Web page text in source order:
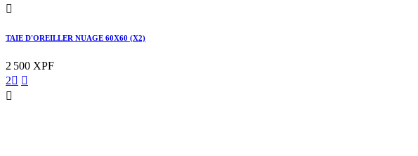

TAIE D'OREILLER NUAGE 60X60 (X2)
2 500 XPF
2 
